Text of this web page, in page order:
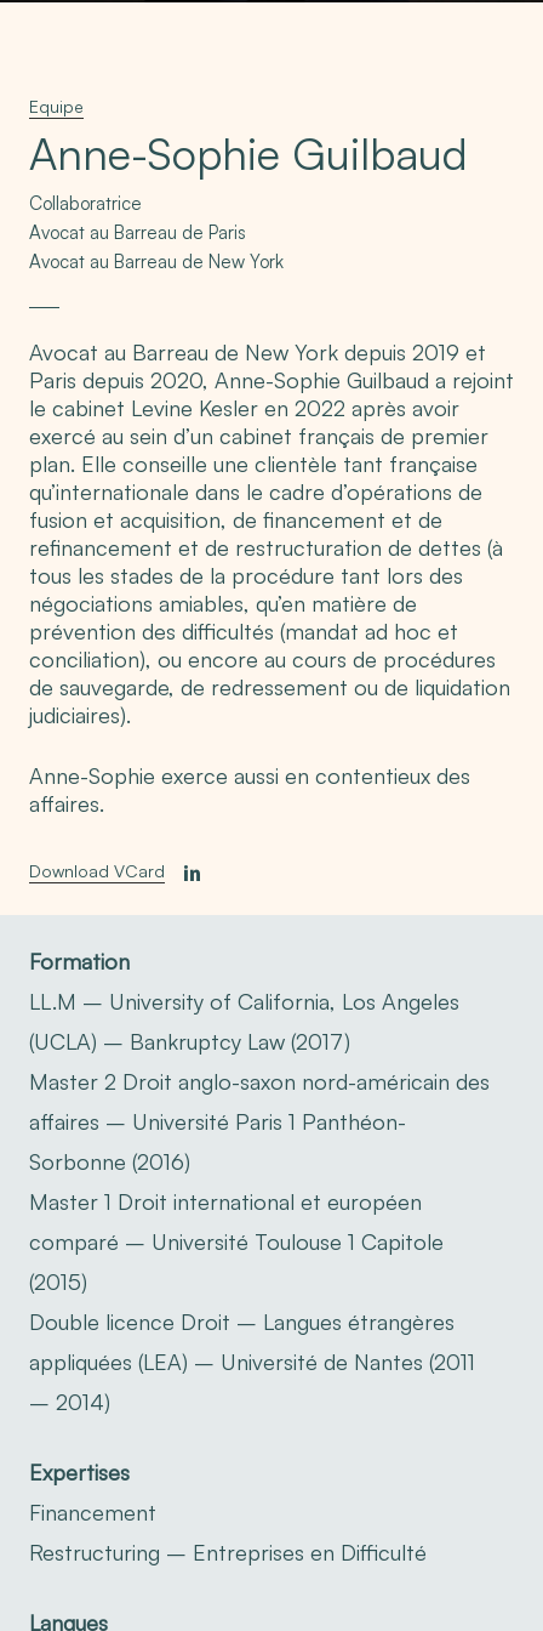
Equipe
Anne-Sophie Guilbaud
Collaboratrice
Avocat au Barreau de Paris
Avocat au Barreau de New York
Avocat au Barreau de New York depuis 2019 et
Paris depuis 2020, Anne-Sophie Guilbaud a rejoint
le cabinet Levine Kesler en 2022 après avoir
exercé au sein d’un cabinet français de premier
plan. Elle conseille une clientèle tant française
qu’internationale dans le cadre d’opérations de
fusion et acquisition, de financement et de
refinancement et de restructuration de dettes (à
tous les stades de la procédure tant lors des
négociations amiables, qu’en matière de
prévention des difficultés (mandat ad hoc et
conciliation), ou encore au cours de procédures
de sauvegarde, de redressement ou de liquidation
judiciaires).
Anne-Sophie exerce aussi en contentieux des
affaires.
Download VCard
Formation
LL.M – University of California, Los Angeles
(UCLA) – Bankruptcy Law (2017)
Master 2 Droit anglo-saxon nord-américain des
affaires – Université Paris 1 Panthéon-
Sorbonne (2016)
Master 1 Droit international et européen
comparé – Université Toulouse 1 Capitole
(2015)
Double licence Droit – Langues étrangères
appliquées (LEA) – Université de Nantes (2011
– 2014)
Expertises
Financement
Restructuring – Entreprises en Difficulté
Langues